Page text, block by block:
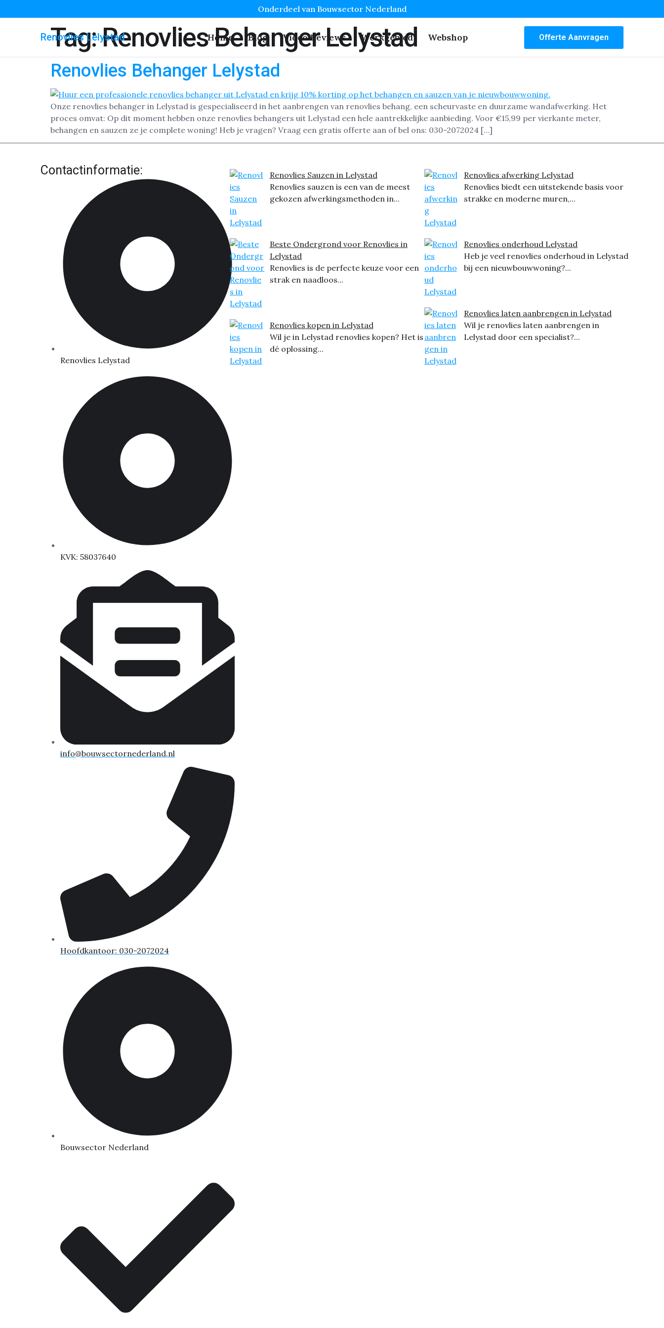
Onderdeel van Bouwsector Nederland
Renovlies Lelystad Home Blog Video Reviews Werkgebied Webshop Offerte Aanvragen
Tag:Renovlies Behanger Lelystad
Renovlies Behanger Lelystad
Onze renovlies behanger in Lelystad is gespecialiseerd in het aanbrengen van renovlies behang, een scheurvaste en duurzame wandafwerking. Het
proces omvat: Op dit moment hebben onze renovlies behangers uit Lelystad een hele aantrekkelijke aanbieding. Voor €15,99 per vierkante meter,
behangen en sauzen ze je complete woning! Heb je vragen? Vraag een gratis offerte aan of bel ons: 030-2072024 […]
Contactinformatie:
Renovlies Lelystad
KVK: 58037640
info@bouwsectornederland.nl
Hoofdkantoor: 030-2072024
Bouwsector Nederland
Renovlies Sauzen in Lelystad
Renovlies sauzen is een van de meest
gekozen afwerkingsmethoden in...
Beste Ondergrond voor Renovlies in
Lelystad
Renovlies is de perfecte keuze voor een
strak en naadloos...
Renovlies kopen in Lelystad
Wil je in Lelystad renovlies kopen? Het is
dé oplossing...
Renovlies afwerking Lelystad
Renovlies biedt een uitstekende basis voor
strakke en moderne muren,...
Renovlies onderhoud Lelystad
Heb je veel renovlies onderhoud in Lelystad
bij een nieuwbouwwoning?...
Renovlies laten aanbrengen in Lelystad
Wil je renovlies laten aanbrengen in
Lelystad door een specialist?...